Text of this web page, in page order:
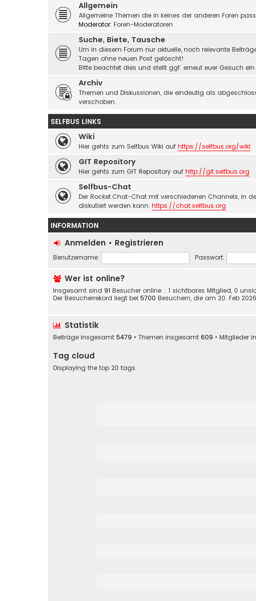
Allgemein
Allgemeine Themen die in keines der anderen Foren
Moderator: Foren-Moderatoren
Suche, Biete, Tausche
Um in diesem Forum nur aktuelle, noch relevante
Tagen ohne neuen Post gelöscht!
Bitte beachtet dies und stellt ggf. erneut euer Gesuch
Archiv
Themen und Diskussionen, die eindeutig als
verschoben.
SELFBUS LINKS
Wiki
Hier gehts zum Selfbus Wiki auf https://selfbus.org/wiki
GIT Repository
Hier gehts zum GIT Repository auf http://git.selfbus.org
Selfbus-Chat
Der Rocket.Chat-Chat mit verschiedenen Channels, in
diskutiert werden kann: https://chat.selfbus.org
INFORMATION
Anmelden • Registrieren
Benutzername: Passwort:
Wer ist online?
Insgesamt sind 91 Besucher online :: 1 sichtbares Mitglied, 0
Der Besucherrekord liegt bei 5700 Besuchern, die am 20. Feb
Statistik
Beiträge insgesamt 5479 • Themen insgesamt 609 • Mitglieder
Tag cloud
Displaying the top 20 tags.